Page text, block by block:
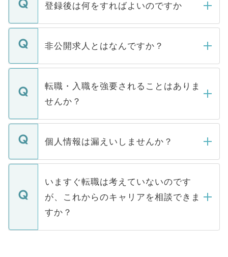
登録後は何をすればよいのですか
ご登録いただきましたら、弊社担当者がご
登録内容を確認し、その後メールもしくは
ます。通常、5営業日以内にはご連絡をせて
いただきますので、しばらくお待ちくださ
非公開求人とはなんですか？
マイナビDOCTORで取り扱っている求人の
うち約3割は、Webサイトからご覧いただ
けない「非公開求人」です。非公開求人は
下記の理由によって、一般には公開してい
ません。
■応募殺到を避けるため 人気のある医療機
関を公にしてしまうと、応募が殺到する場
に、医療機関が求める条件に合った人材の
みを人材紹介会社に依頼するケースが増え
ています。
転職・入職を強要されることはありま
せんか？
転職・入職を強要することは一切ありませ
ん。また、仮に応募先から内定をいただい
定を承諾する必要はありません。内定先へ
の辞退の連絡はキャリアパートナーが行い
個人情報は漏えいしませんか？
個人情報が漏えいすることはありませんの
で、ご安心ください。当サイトからの登録
などで収集したご登録者様の個人情報は、
ご本人のキャリアアップおよび転職活動の
支援を目的に使用いたします。お預かりし
ているすべての個人データはご本人の許可
いますぐ転職は考えていないのです
が、これからのキャリアを相談できま
すか？